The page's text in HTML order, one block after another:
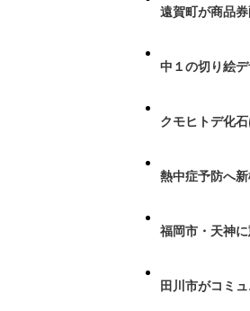
遠賀町が商品
中１の切り絵
クモヒトデ化
熱中症予防へ
福岡市・天神
田川市がコミ